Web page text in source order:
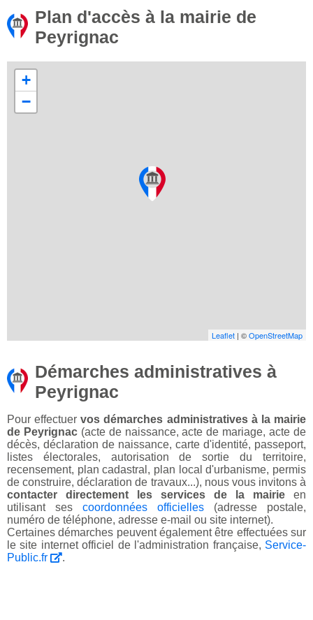
Plan d'accès à la mairie de
Peyrignac
+
−
Leaflet | ©OpenStreetMap
Démarches administratives à
Peyrignac
Pour effectuervos démarches administratives à la mairie
de Peyrignac(acte de naissance, acte de mariage, acte de
décès, déclaration de naissance, carte d'identité, passeport,
listes électorales, autorisation de sortie du territoire,
recensement, plan cadastral, plan local d'urbanisme, permis
de construire, déclaration de travaux...), nous vous invitons à
contacter directement les services de la mairie en
utilisant ses coordonnées officielles (adresse postale,
numéro de téléphone, adresse e-mail ou site internet).
Certaines démarches peuvent également être effectuées sur
le site internet officiel de l'administration française, Service-
Public.fr
.